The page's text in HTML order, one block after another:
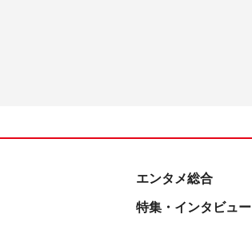
エンタメ総合
特集・インタビュー